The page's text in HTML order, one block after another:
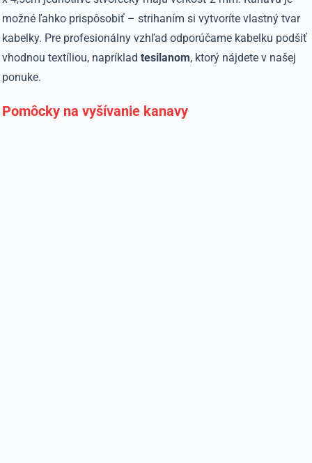
možné ľahko prispôsobiť – strihaním si vytvoríte vlastný tvar
kabelky. Pre profesionálny vzhľad odporúčame kabelku podšiť
vhodnou textíliou, napríkladtesilanom, ktorý nájdete v našej
ponuke.
Pomôcky na vyšívanie kanavy